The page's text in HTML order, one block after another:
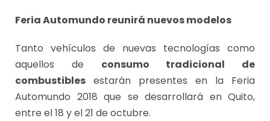
Feria Automundo reunirá nuevos modelos
Tanto vehículos de nuevas tecnologías como
aquellos de consumo tradicional de
combustibles estarán presentes en la Feria
Automundo 2018 que se desarrollará en Quito,
entre el 18 y el 21 de octubre.